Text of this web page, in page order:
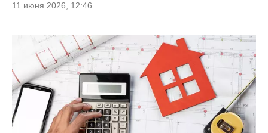
11 июня 2026, 12:46